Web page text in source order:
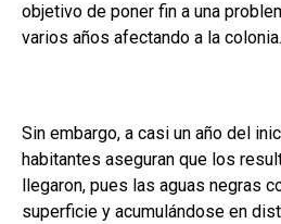
objetivo de poner fin a una
varios años afectando a la colonia.
Sin embargo, a casi un año del
habitantes aseguran que los
llegaron, pues las aguas negras
superficie y acumulándose en